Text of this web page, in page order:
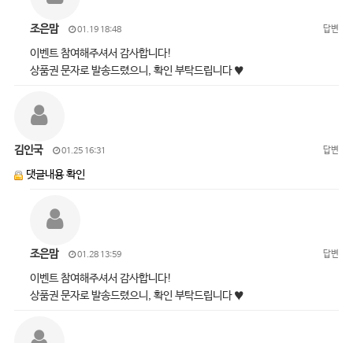
조은맘 01.19 18:48 답변
이벤트 참여해주셔서 감사합니다!
상품권 문자로 발송드렸으니, 확인 부탁드립니다 ♥
김인국 01.25 16:31 답변
댓글내용 확인
조은맘 01.28 13:59 답변
이벤트 참여해주셔서 감사합니다!
상품권 문자로 발송드렸으니, 확인 부탁드립니다 ♥